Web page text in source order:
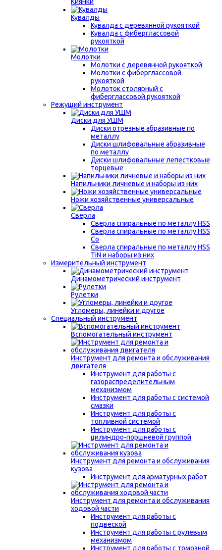
Кувалды
Кувалда с деревянной рукояткой
Кувалда с фиберглассовой
рукояткой
Молотки
Молотки с деревянной рукояткой
Молотки с фиберглассовой
рукояткой
Молоток столярный с
фиберглассовой рукояткой
Режущий инструмент
Диски для УШМ
Диски отрезные абразивные по
металлу
Диски шлифовальные абразивные
по металлу
Диски шлифовальные лепестковые
торцевые
Напильники личневые и наборы из них
Ножи хозяйственные универсальные
Сверла
Сверла спиральные по металлу HSS
Сверла спиральные по металлу HSS
Co
Сверла спиральные по металлу HSS
TiN и наборы из них
Измерительный инструмент
Динамометрический инструмент
Рулетки
Угломеры, линейки и другое
Специальный инструмент
Вспомогательный инструмент
Инструмент для ремонта и обслуживания
двигателя
Инструмент для работы с
газораспределительным
механизмом
Инструмент для работы с системой
смазки
Инструмент для работы с
топливной системой
Инструмент для работы с
цилиндро-поршневой группой
Инструмент для ремонта и обслуживания
кузова
Инструмент для арматурных работ
Инструмент для ремонта и обслуживания
ходовой части
Инструмент для работы с
подвеской
Инструмент для работы с рулевым
механизмом
Инструмент для работы с томозной